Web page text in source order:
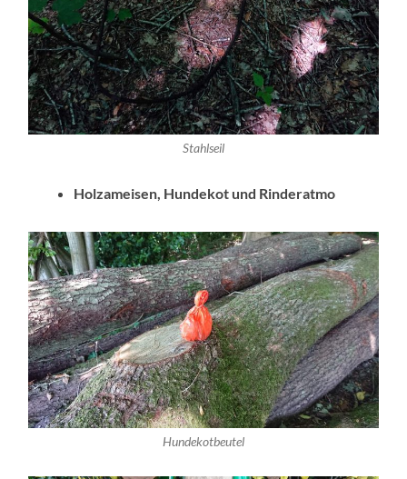
Stahlseil
Holzameisen, Hundekot und Rinderatmo
Hundekotbeutel